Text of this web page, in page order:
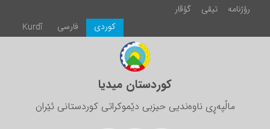
رۆژنامە تیڤی
گۆڤار
Kurdî
فارسی كوردی
کوردستان میدیا
ماڵپەڕی ناوەندیی حیزبی دێموکراتی کوردستانی ئێران